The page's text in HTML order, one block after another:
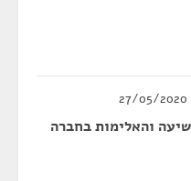
והאלימות בחברה